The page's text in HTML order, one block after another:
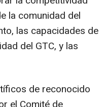
la comunidad del
las capacidades de
del GTC, y las
de reconocido